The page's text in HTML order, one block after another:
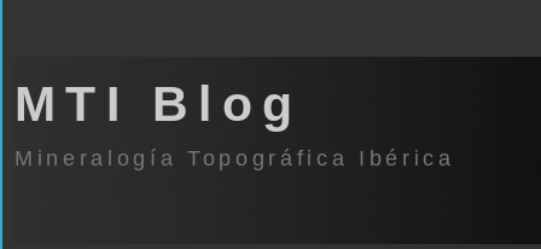
MTI Blog
Mineralogía Topográfica Ibérica